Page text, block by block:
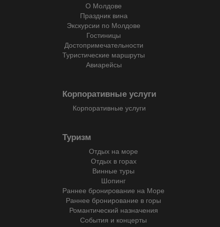
О Молдове
Праздник вина
Экскурсии по Молдове
Гостиницы
Достопримечательности
Туристические маршруты
Авиарейсы
Корпоративные услуги
Корпоративные услуги
Туризм
Отдых на море
Отдых в горах
Винные туры
Шопинг
Раннее бронирование на Море
Раннее бронирование в горы
Романтический назначения
События и концерты